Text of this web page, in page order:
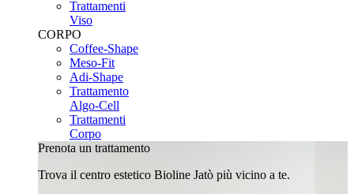
Trattamenti
Viso
CORPO
Coffee-Shape
Meso-Fit
Adi-Shape
Trattamento
Algo-Cell
Trattamenti
Corpo
Prenota un trattamento
Trova il centro estetico Bioline Jatò più vicino a te.